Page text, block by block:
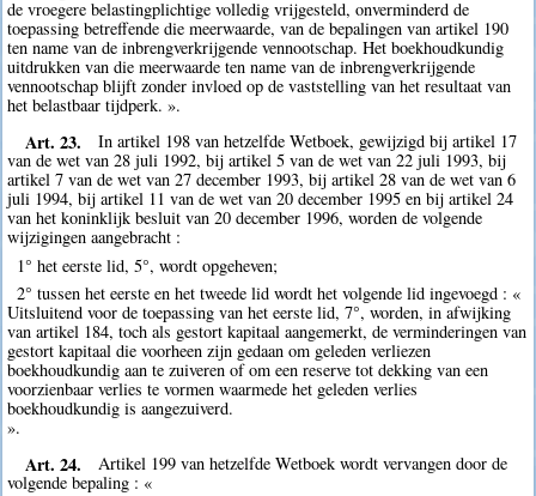
de vroegere belastingplichtige volledig vrijgesteld, onverminderd de
toepassing betreffende die meerwaarde, van de bepalingen van artikel 190
ten name van de inbrengverkrijgende vennootschap. Het boekhoudkundig
uitdrukken van die meerwaarde ten name van de inbrengverkrijgende
vennootschap blijft zonder invloed op de vaststelling van het resultaat van
het belastbaar tijdperk. ».
Art. 23.
In artikel 198 van hetzelfde Wetboek, gewijzigd bij artikel 17
van de wet van 28 juli 1992, bij artikel 5 van de wet van 22 juli 1993, bij
artikel 7 van de wet van 27 december 1993, bij artikel 28 van de wet van 6
juli 1994, bij artikel 11 van de wet van 20 december 1995 en bij artikel 24
van het koninklijk besluit van 20 december 1996, worden de volgende
wijzigingen aangebracht :
1° het eerste lid, 5°, wordt opgeheven;
2° tussen het eerste en het tweede lid wordt het volgende lid ingevoegd : «
Uitsluitend voor de toepassing van het eerste lid, 7°, worden, in afwijking
van artikel 184, toch als gestort kapitaal aangemerkt, de verminderingen van
gestort kapitaal die voorheen zijn gedaan om geleden verliezen
boekhoudkundig aan te zuiveren of om een reserve tot dekking van een
voorzienbaar verlies te vormen waarmede het geleden verlies
boekhoudkundig is aangezuiverd.
».
Art. 24.
Artikel 199 van hetzelfde Wetboek wordt vervangen door de
volgende bepaling : «